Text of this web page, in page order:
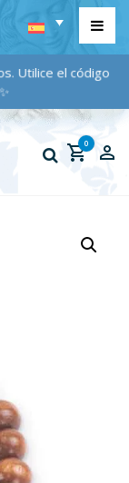
Utilice el código
0